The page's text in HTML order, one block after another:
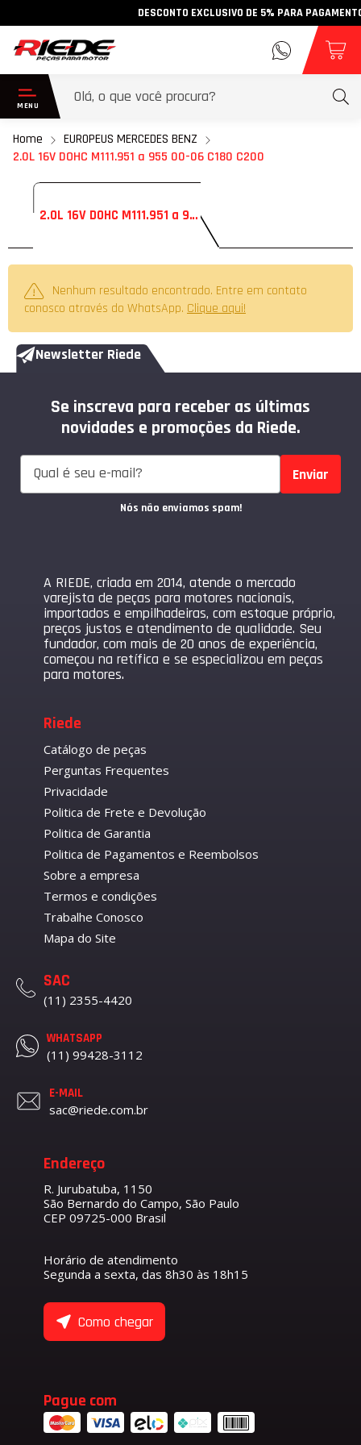
DESCONTO EXCLUSIVO DE 5% PARA
Home
EUROPEUS MERCEDES BENZ
2.0L 16V DOHC M111.951 a 955 00-06 C180 C200
2.0L 16V DOHC M111.951 a 955 00-06 C180 C200
Nenhum resultado encontrado. Entre em contato
conosco através do WhatsApp. Clique aqui!
Newsletter Riede
Se inscreva para receber as últimas
novidades e promoções da Riede.
Enviar
Nós não enviamos spam!
A RIEDE, criada em 2014, atende o mercado
varejista de peças para motores nacionais,
importados e empilhadeiras, com estoque próprio,
preços justos e atendimento de qualidade. Seu
fundador, com mais de 20 anos de experiência,
começou na retífica e se especializou em peças
para motores.
Riede
Catálogo de peças
Perguntas Frequentes
Privacidade
Politica de Frete e Devolução
Politica de Garantia
Politica de Pagamentos e Reembolsos
Sobre a empresa
Termos e condições
Trabalhe Conosco
Mapa do Site
SAC
(11) 2355-4420
WHATSAPP
(11) 99428-3112
E-MAIL
sac@riede.com.br
Endereço
R. Jurubatuba, 1150
São Bernardo do Campo, São Paulo
CEP 09725-000 Brasil
Horário de atendimento
Segunda a sexta, das 8h30 às 18h15
Como chegar
Pague com